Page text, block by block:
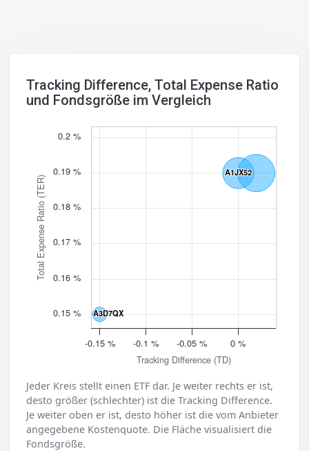
Tracking Difference, Total Expense Ratio
und Fondsgröße im Vergleich
Tracking Difference (TD)
Total Expense Ratio (TER)
A3D7QX
A3D7QX
A1JX52
A1JX52
-0.15 % -0.1 % -0.05 % 0 %
0.15 %
0.16 %
0.17 %
0.18 %
0.19 %
0.2 %
Jeder Kreis stellt einen ETF dar. Je weiter rechts er ist,
desto größer (schlechter) ist die Tracking Difference.
Je weiter oben er ist, desto höher ist die vom Anbieter
angegebene Kostenquote. Die Fläche visualisiert die
Fondsgröße.